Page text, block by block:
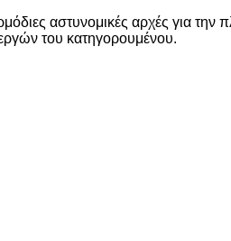
αστυνομικές αρχές για την
του κατηγορουμένου.